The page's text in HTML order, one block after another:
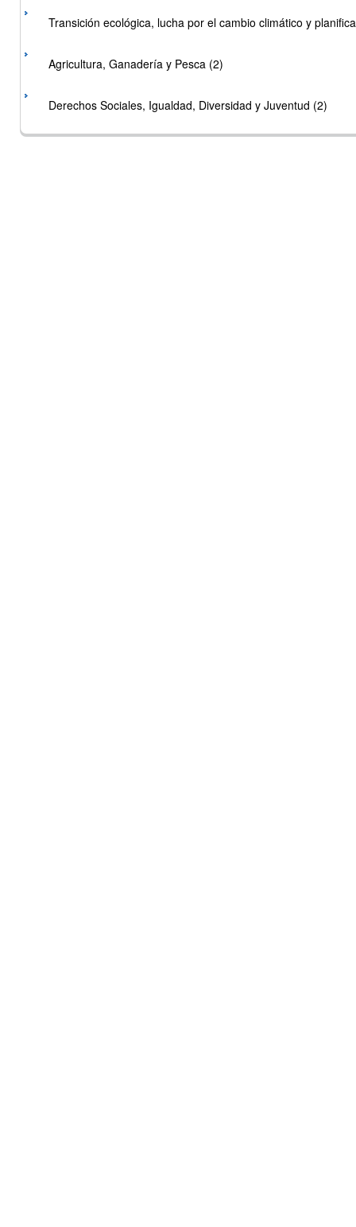
Transición ecológica, lucha por el cambio climático y
Agricultura, Ganadería y Pesca (2)
Derechos Sociales, Igualdad, Diversidad y Juventud (2)